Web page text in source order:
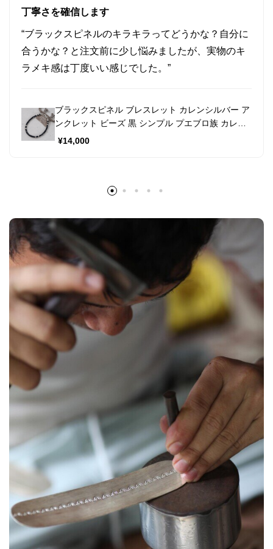
丁寧さを確信します
“ブラックスピネルのキラキラってどうかな？自分に
合うかな？と注文前に少し悩みましたが、実物のキ
ラメキ感は丁度いい感じでした。”
ブラックスピネル ブレスレット カレンシルバー ア
ンクレット ビーズ 黒 シンプル プエブロ族 カレン
族 a06-76
¥14,000